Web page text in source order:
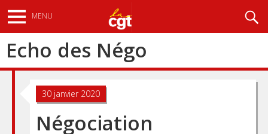
au
contenu
principal
MENU
Echo des Négo
30 janvier 2020
Négociation